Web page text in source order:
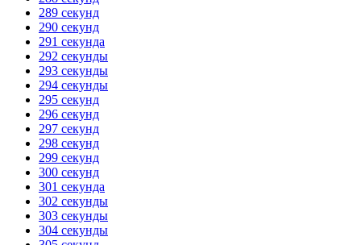
289 секунд
290 секунд
291 секунда
292 секунды
293 секунды
294 секунды
295 секунд
296 секунд
297 секунд
298 секунд
299 секунд
300 секунд
301 секунда
302 секунды
303 секунды
304 секунды